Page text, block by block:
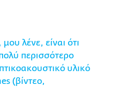
λένε, είναι ότι
περισσότερο
υλικό
(βίντεο,